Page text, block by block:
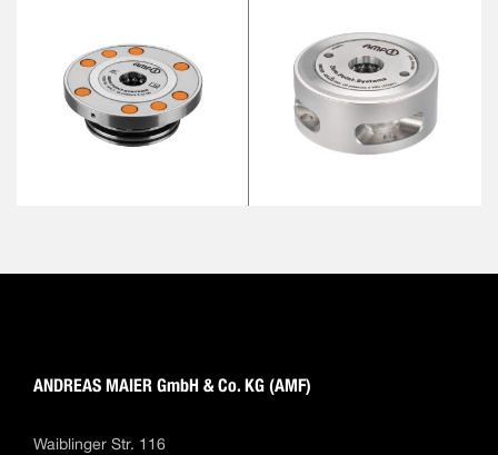
ANDREAS MAIER GmbH & Co. KG (AMF)
Waiblinger Str. 116